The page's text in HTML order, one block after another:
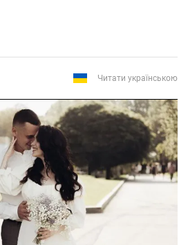
Читати українською